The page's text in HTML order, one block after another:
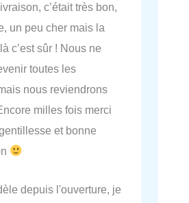
c’était très bon,
un peu cher mais la
c’est sûr ! Nous ne
toutes les
nous reviendrons
milles fois merci
et bonne
depuis l'ouverture, je